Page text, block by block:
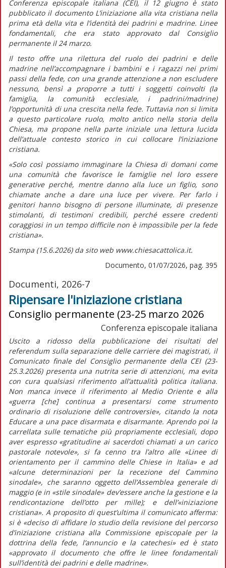
Conferenza episcopale italiana (CEI), il 12 giugno è stato
pubblicato il documento L’iniziazione alla vita cristiana nella
prima età della vita e l’identità dei padrini e madrine. Linee
fondamentali, che era stato approvato dal Consiglio
permanente il 24 marzo.
Il testo offre una rilettura del ruolo dei padrini e delle
madrine nell’accompagnare i bambini e i ragazzi nei primi
passi della fede, con una grande attenzione a non escludere
nessuno, bensì a proporre a tutti i soggetti coinvolti (la
famiglia, la comunità ecclesiale, i padrini/madrine)
l’opportunità di una crescita nella fede. Tuttavia non si limita
a questo particolare ruolo, molto antico nella storia della
Chiesa, ma propone nella parte iniziale una lettura lucida
dell’attuale contesto storico in cui collocare l’iniziazione
cristiana.
«Solo così possiamo immaginare la Chiesa di domani come
una comunità che favorisce le famiglie nel loro essere
generative perché, mentre danno alla luceun figlio, sono
chiamate anche adare una luce per vivere. Per farlo i
genitori hanno bisogno di persone illuminate, di presenze
stimolanti, di testimoni credibili, perché essere credenti
coraggiosi in un tempo difficile non è impossibile per la fede
cristiana».
Stampa (15.6.2026) da sito web www.chiesacattolica.it.
Documento, 01/07/2026, pag. 395
Documenti, 2026-7
Ripensare l'iniziazione cristiana
Consiglio permanente (23-25 marzo 2026
Conferenza episcopale italiana
Uscito a ridosso della pubblicazione dei risultati del
referendum sulla separazione delle carriere dei magistrati, il
Comunicato finaledel Consiglio permanente della CEI (23-
25.3.2026) presenta una nutrita serie di attenzioni, ma evita
con cura qualsiasi riferimento all’attualità politica italiana.
Non manca invece il riferimento al Medio Oriente e alla
«guerra [che] continua a presentarsi come strumento
ordinario di risoluzione delle controversie», citando la nota
Educare a una pace disarmata e disarmante. Aprendo poi la
carrellata sulle tematiche più propriamente ecclesiali, dopo
aver espresso «gratitudine ai sacerdoti chiamati a un carico
pastorale notevole», si fa cenno tra l’altro alle «Linee di
orientamentoper il cammino delle Chiese in Italia»e ad
«alcune determinazioni per la recezione del Cammino
sinodale», che saranno oggetto dell’Assemblea generale di
maggio (e in «stile sinodale»dev’essere anche la gestione e la
rendicontazione dell’otto per mille); e dell’«iniziazione
cristiana». A proposito di quest’ultima il comunicato afferma:
si è «deciso di affidare lo studio della revisione del percorso
d’iniziazione cristiana alla Commissione episcopale per la
dottrina della fede, l’annuncio e la catechesi»ed è stato
«approvato il documento che offre le linee fondamentali
sull’identità dei padrini e delle madrine».